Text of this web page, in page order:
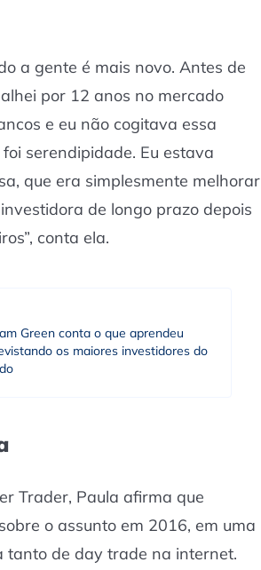
a gente é mais novo. Antes de
por 12 anos no mercado
e eu não cogitava essa
serendipidade. Eu estava
que era simplesmente melhorar
de longo prazo depois
conta ela.
Green conta o que aprendeu
os maiores investidores do
Trader, Paula afirma que
o assunto em 2016, em uma
tanto de day trade na internet.